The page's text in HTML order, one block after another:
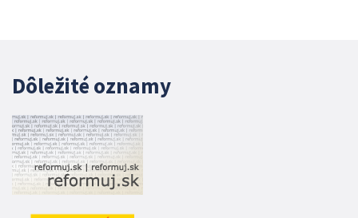
Dôležité oznamy